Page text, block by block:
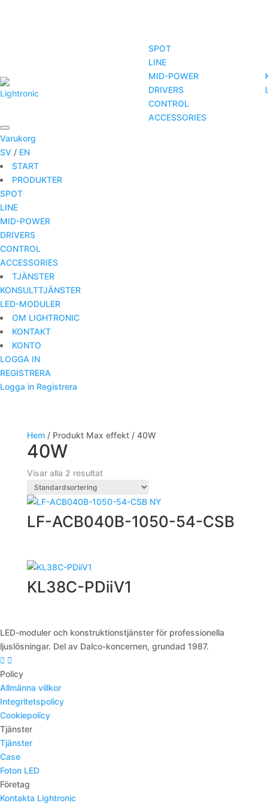
SPOT
LINE
MID-POWER
DRIVERS
CONTROL
ACCESSORIES
Varukorg
SV / EN
START
PRODUKTER
SPOT
LINE
MID-POWER
DRIVERS
CONTROL
ACCESSORIES
TJÄNSTER
KONSULTTJÄNSTER
LED-MODULER
OM LIGHTRONIC
KONTAKT
KONTO
LOGGA IN
REGISTRERA
Logga in Registrera
Hem/ Produkt Max effekt / 40W
40W
Visar alla 2 resultat
NY
LF-ACB040B-1050-54-CSB
KL38C-PDiiV1
LED-moduler och konstruktionstjänster för professionella
ljuslösningar. Del av Dalco-koncernen, grundad 1987.
Policy
Allmänna villkor
Integritetspolicy
Cookiepolicy
Tjänster
Tjänster
Case
Foton LED
Företag
Kontakta Lightronic